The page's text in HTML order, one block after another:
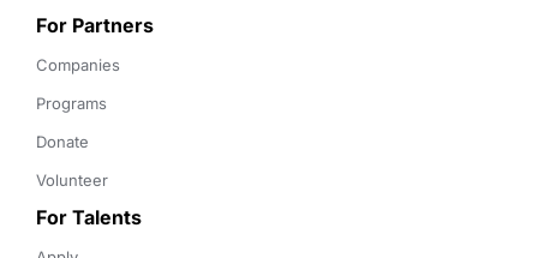
For Partners
Companies
Programs
Donate
Volunteer
For Talents